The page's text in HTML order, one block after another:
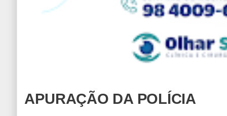
APURAÇÃO DA POLÍCIA